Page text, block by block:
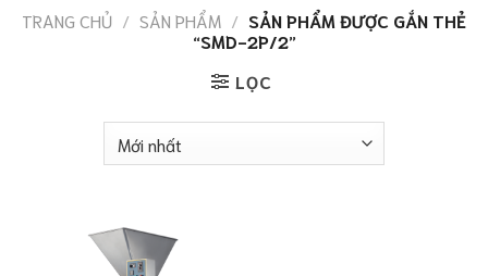
TRANG CHỦ / SẢN PHẨM / SẢN PHẨM ĐƯỢC GẮN THẺ
“SMD-2P/2”
LỌC